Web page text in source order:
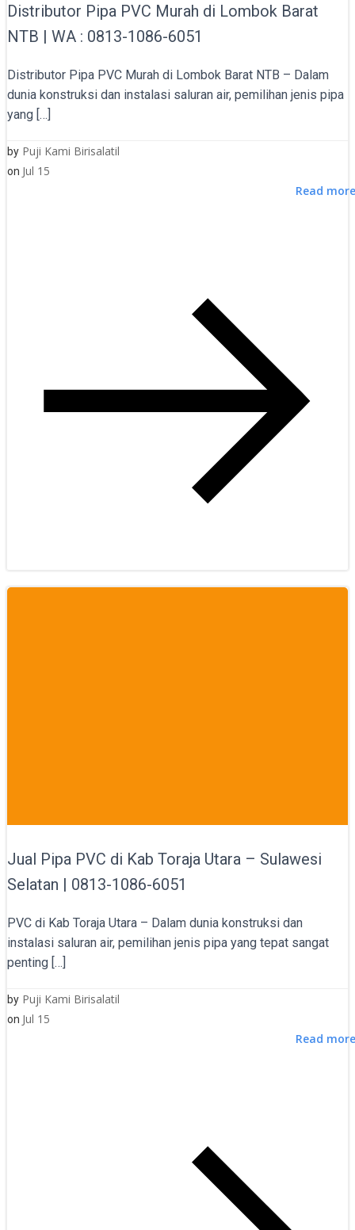
Distributor Pipa PVC Murah di Lombok Barat
NTB | WA : 0813-1086-6051
Distributor Pipa PVC Murah di Lombok Barat NTB – Dalam
dunia konstruksi dan instalasi saluran air, pemilihan jenis pipa
yang […]
by Puji Kami Birisalatil
on Jul 15
Read more
Jual Pipa PVC di Kab Toraja Utara – Sulawesi
Selatan | 0813-1086-6051
PVC di Kab Toraja Utara – Dalam dunia konstruksi dan
instalasi saluran air, pemilihan jenis pipa yang tepat sangat
penting […]
by Puji Kami Birisalatil
on Jul 15
Read more